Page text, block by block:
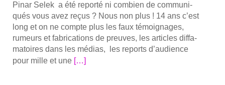
Pinar Selek a été repor­té ni com­bien de com­mu­ni­
qués vous avez reçus ? Nous non plus ! 14 ans c’est
long et on ne compte plus les faux témoi­gnages,
rumeurs et fabri­ca­tions de preuves, les articles dif­fa­
ma­toires dans les médias, les reports d’audience
pour mille et une En
[…]